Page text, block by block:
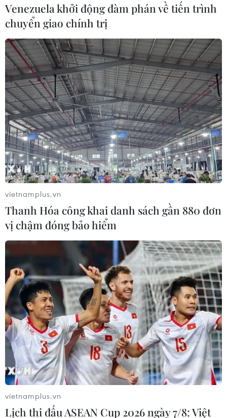
Mỹ: Tổng thống Trump dọa đóng cửa các
công ty truyền thông xã hội
27/05/2020 12:41
Ông Trump đưa ra đe dọa sau khi Twitter lần đầu tiên
gắn cảnh báo với hai trong số những dòng trạng thái
mà ông chủ Nhà Trắng đăng tải trên mạng này để
người đọc lưu ý kiểm nghiệm lại thông tin.
Australia: Tập đoàn News Corp ngừng
Venezuela khởi động đàm phán về tiến trình
chuyển giao chính trị
vietnamplus.vn
Thanh Hóa công khai danh sách gần 880 đơn
vị chậm đóng bảo hiểm
vietnamplus.vn
Lịch thi đấu ASEAN Cup 2026 ngày 7/8: Việt